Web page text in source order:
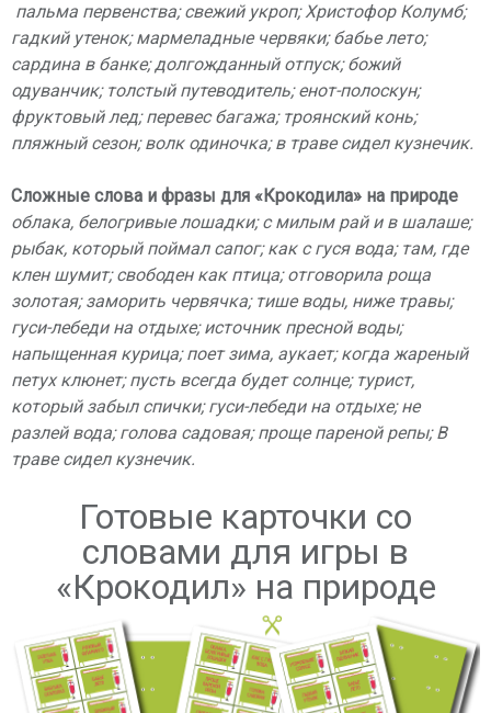
пальма первенства; свежий укроп; Христофор Колумб;
гадкий утенок; мармеладные червяки; бабье лето;
сардина в банке; долгожданный отпуск; божий
одуванчик; толстый путеводитель; енот-полоскун;
фруктовый лед; перевес багажа; троянский конь;
пляжный сезон; волк одиночка; в траве сидел кузнечик.
Сложные слова и фразы для «Крокодила» на природе
облака, белогривые лошадки; с милым рай и в шалаше;
рыбак, который поймал сапог; как с гуся вода; там, где
клен шумит; свободен как птица; отговорила роща
золотая; заморить червячка; тише воды, ниже травы;
гуси-лебеди на отдыхе; источник пресной воды;
напыщенная курица; поет зима, аукает; когда жареный
петух клюнет; пусть всегда будет солнце; турист,
который забыл спички; гуси-лебеди на отдыхе; не
разлей вода; голова садовая; проще пареной репы; В
траве сидел кузнечик.
Готовые карточки со
словами для игры в
«Крокодил» на природе